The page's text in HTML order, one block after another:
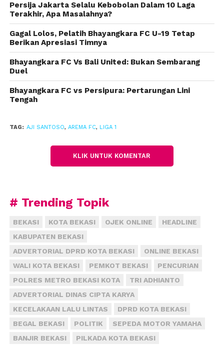
sembari memulihkan fisik pemain.
“Kami harus pandai-pandai memaksimalkan jeda
pertandingan untuk pemulihan fisik,” kata dia.
Di hari pertama latihan usai tandang ke Bogor,
punggawa yang ditinggal di Malang melahap porsi
latihan cukup berat. Aji juga mengisyaratkan
merotasi pemain ketika menjamu Sriwijaya.
“Rotasi enyesuaikan kebutuhan taktik yang bakal
ujar pelatih asal Kepanjen ini.(tro)
Persija Jakarta Selalu Kebobolan Dalam 10 Laga
Terakhir, Apa Masalahnya?
Gagal Lolos, Pelatih Bhayangkara FC U-19 Tetap
Berikan Apresiasi Timnya
Bhayangkara FC Vs Bali United: Bukan Sembarang
Duel
Bhayangkara FC vs Persipura: Pertarungan Lini
Tengah
TAG: AJI SANTOSO, AREMA FC, LIGA 1
KLIK UNTUK KOMENTAR
# Trending Topik
BEKASI KOTA BEKASI OJEK ONLINE
HEADLINE
KABUPATEN BEKASI
ADVERTORIAL DPRD KOTA BEKASI
ONLINE BEKASI
WALI KOTA BEKASI
PEMKOT BEKASI
PENCURIAN
POLRES METRO BEKASI KOTA
TRI ADHIANTO
ADVERTORIAL DINAS CIPTA KARYA
KECELAKAAN LALU LINTAS
DPRD KOTA BEKASI
BEGAL BEKASI
POLITIK
SEPEDA MOTOR YAMAHA
BANJIR BEKASI
PILKADA KOTA BEKASI